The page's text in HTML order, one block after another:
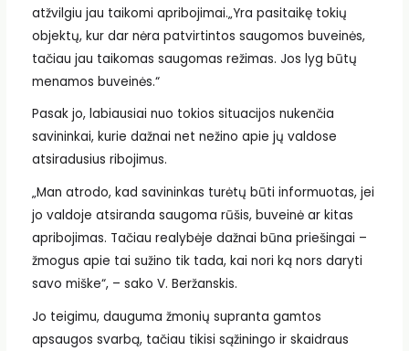
atžvilgiu jau taikomi apribojimai.„Yra pasitaikę tokių
objektų, kur dar nėra patvirtintos saugomos buveinės,
tačiau jau taikomas saugomas režimas. Jos lyg būtų
menamos buveinės.“
Pasak jo, labiausiai nuo tokios situacijos nukenčia
savininkai, kurie dažnai net nežino apie jų valdose
atsiradusius ribojimus.
„Man atrodo, kad savininkas turėtų būti informuotas, jei
jo valdoje atsiranda saugoma rūšis, buveinė ar kitas
apribojimas. Tačiau realybėje dažnai būna priešingai –
žmogus apie tai sužino tik tada, kai nori ką nors daryti
savo miške“, – sako V. Beržanskis.
Jo teigimu, dauguma žmonių supranta gamtos
apsaugos svarbą, tačiau tikisi sąžiningo ir skaidraus